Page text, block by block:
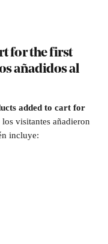
for the first
añadidos al
added to cart for
visitantes añadieron
incluye: